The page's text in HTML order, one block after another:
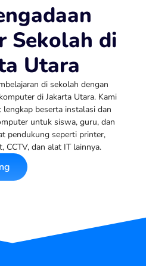
Sekolah di
Utara
di sekolah dengan
di Jakarta Utara. Kami
lengkap beserta instalasi dan
untuk siswa, guru, dan
pendukung seperti printer,
CCTV, dan alat IT lainnya.